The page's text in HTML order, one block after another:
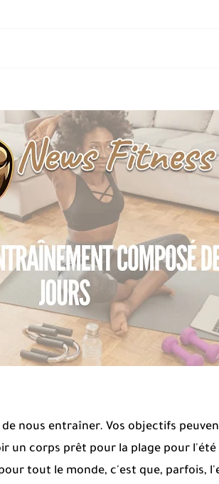
nous entraîner. Vos objectifs
un corps prêt pour la plage pour l'été.
tout le monde, c'est que, parfois,